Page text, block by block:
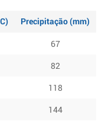
Precipitação (mm)
67
82
118
144